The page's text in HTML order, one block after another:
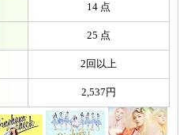
14 点
25 点
2回以上
2,537円